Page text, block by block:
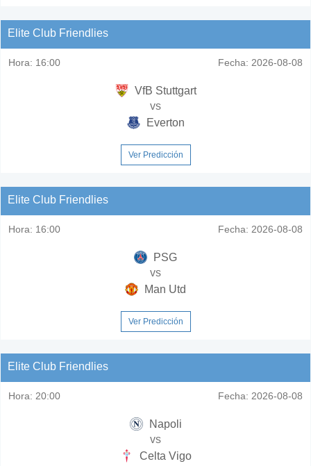
Elite Club Friendlies
Hora: 16:00 Fecha: 2026-08-08
VfB Stuttgart
vs
Everton
Ver Predicción
Elite Club Friendlies
Hora: 16:00 Fecha: 2026-08-08
PSG
vs
Man Utd
Ver Predicción
Elite Club Friendlies
Hora: 20:00 Fecha: 2026-08-08
Napoli
vs
Celta Vigo